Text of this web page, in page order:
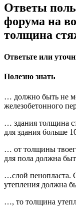
Ответы
форума на
толщина
Ответьте или
Полезно знать
… должно быть не
железобетонного
… здания толщина
для здания больше
… от толщины
для пола должна
…слой пенопласта.
утепления должна
…, то толщина